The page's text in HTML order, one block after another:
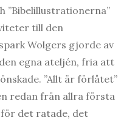
”Bibelillustrationerna”
till den
Wolgers gjorde av
egna ateljén, fria att
”Allt är förlåtet”
redan från allra första
det ratade, det